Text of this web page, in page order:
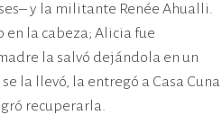
y la militante Renée Ahualli.
en la cabeza; Alicia fue
la salvó dejándola en un
la llevó, la entregó a Casa Cuna
recuperarla.